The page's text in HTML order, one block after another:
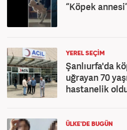
“Köpek
YEREL SEÇİM
Şanlıurfa'da
uğrayan 70
hastanelik
ÜLKE'DE BUGÜN